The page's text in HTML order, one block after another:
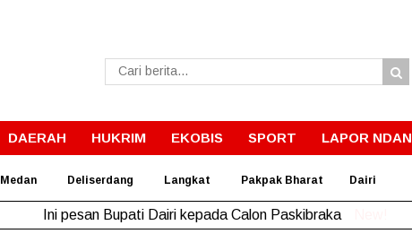
DAERAH HUKRIM EKOBIS SPORT LAPOR NDAN
Medan Deliserdang Langkat Pakpak Bharat Dairi
Ini pesan Bupati Dairi kepada Calon Paskibraka